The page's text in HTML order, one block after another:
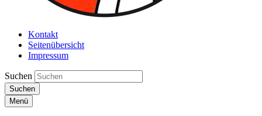
Kontakt
Seitenübersicht
Impressum
Suchen
Suchen
Menü